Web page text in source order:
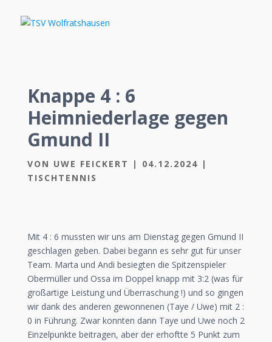
Knappe 4 : 6
Heimniederlage gegen
Gmund II
VON UWE FEICKERT | 04.12.2024 |
TISCHTENNIS
Mit 4 : 6 mussten wir uns am Dienstag gegen Gmund II
geschlagen geben. Dabei begann es sehr gut für unser
Team. Marta und Andi besiegten die Spitzenspieler
Obermüller und Ossa im Doppel knapp mit 3:2 (was für
großartige Leistung und Überraschung !) und so gingen
wir dank des anderen gewonnenen (Taye / Uwe) mit 2 :
0 in Führung. Zwar konnten dann Taye und Uwe noch 2
Einzelpunkte beitragen, aber der erhoftte 5 Punkt zum